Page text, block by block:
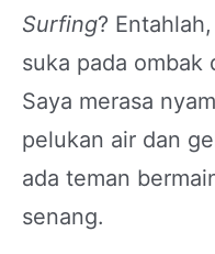
Surfing?
suka pada ombak
Saya merasa
pelukan air dan
ada teman
senang.